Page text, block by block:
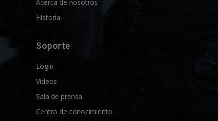
Acerca de nosotros
Historia
Soporte
Login
Videos
Sala de prensa
Centro de conocimiento